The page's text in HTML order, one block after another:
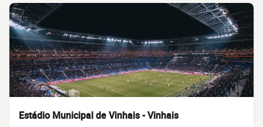
Estádio Municipal de Vinhais - Vinhais